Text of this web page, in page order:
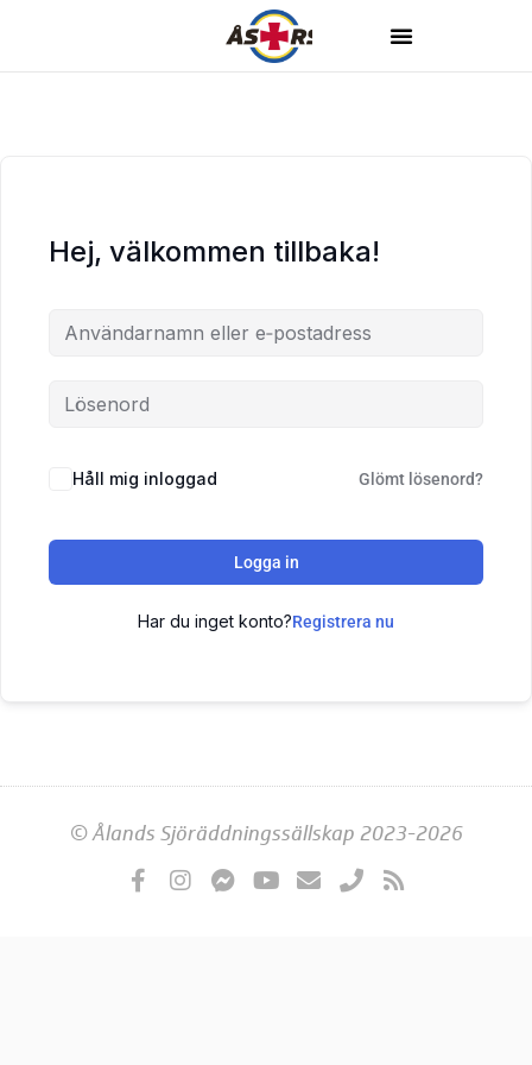
Hej, välkommen tillbaka!
Håll mig inloggad Glömt lösenord?
Logga in
Har du inget konto?Registrera nu
© Ålands Sjöräddningssällskap 2023-2026